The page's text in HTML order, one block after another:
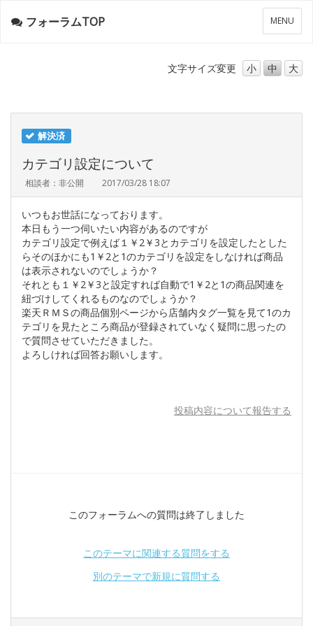
メ
ニ
ー
MENU
フォーラムTOP
文字サイズ変更 小 中 大
解決済
カテゴリ設定について
相談者：非公開 2017/03/28 18:07
いつもお世話になっております。
本日もう一つ伺いたい内容があるのですが
カテゴリ設定で例えば１￥2￥3とカテゴリを設定したとした
らそのほかにも1￥2と1のカテゴリを設定をしなければ商品
は表示されないのでしょうか？
それとも１￥2￥3と設定すれば自動で1￥2と1の商品関連を
紐づけしてくれるものなのでしょうか？
楽天ＲＭＳの商品個別ページから店舗内タグ一覧を見て1のカ
テゴリを見たところ商品が登録されていなく疑問に思ったの
で質問させていただきました。
よろしければ回答お願いします。
投稿内容について報告する
このフォーラムへの質問は終了しました
このテーマに関連する質問をする
別のテーマで新規に質問する